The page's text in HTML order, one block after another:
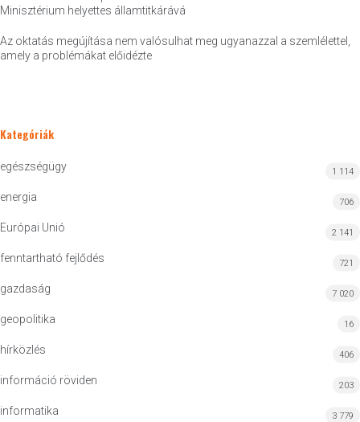
Minisztérium helyettes államtitkárává
Az oktatás megújítása nem valósulhat meg ugyanazzal a szemlélettel,
amely a problémákat előidézte
Kategóriák
egészségügy 1 114
energia 706
Európai Unió 2 141
fenntartható fejlődés 721
gazdaság 7 020
geopolitika 16
hírközlés 406
információ röviden 203
informatika 3 779